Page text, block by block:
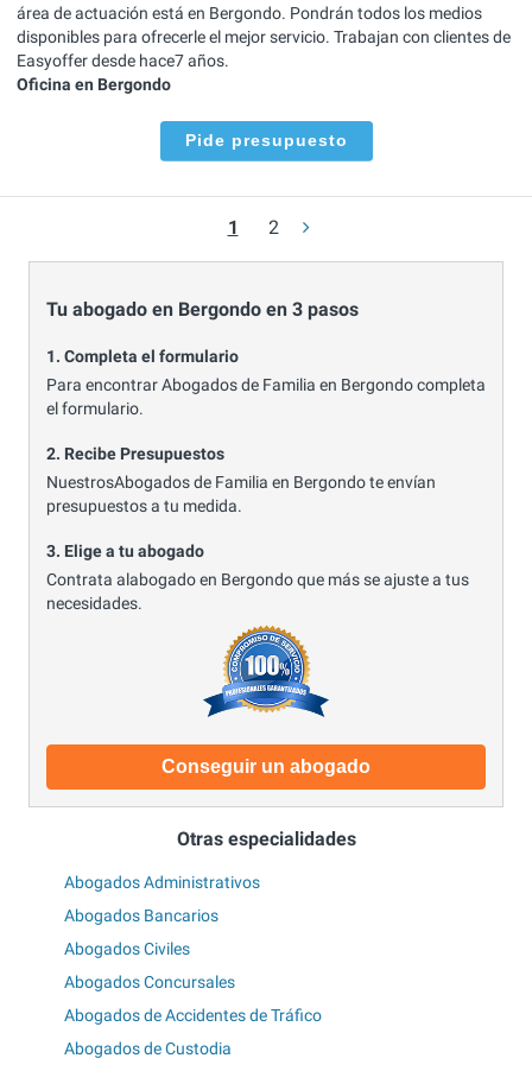
área de actuación está en Bergondo. Pondrán todos los medios
disponibles para ofrecerle el mejor servicio. Trabajan con clientes de
Easyoffer desde hace7 años.
Oficina en Bergondo
Pide presupuesto
1 2
Tu abogado en Bergondo en 3 pasos
1. Completa el formulario
Para encontrar Abogados de Familia en Bergondo completa
el formulario.
2. Recibe Presupuestos
NuestrosAbogados de Familia en Bergondo te envían
presupuestos a tu medida.
3. Elige a tu abogado
Contrata alabogado en Bergondo que más se ajuste a tus
necesidades.
Conseguir un abogado
Otras especialidades
Abogados Administrativos
Abogados Bancarios
Abogados Civiles
Abogados Concursales
Abogados de Accidentes de Tráfico
Abogados de Custodia